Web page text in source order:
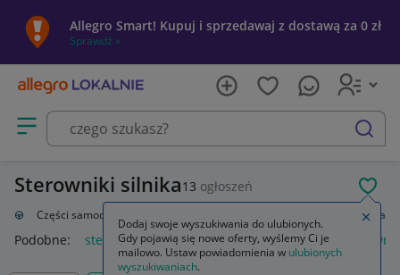
Allegro Smart! Kupuj i sprzedawaj z dostawą za 0 zł
Sprawdź »
Otwórz menu z kategoriami
szukaj
Sterowniki silnika13 ogłoszeń
Części samochodowe Sterowniki silnika
Podobne: sterownik silnika sterownik silnika bldc
Dodaj swoje wyszukiwania do ulubionych.
Gdy pojawią się nowe oferty, wyślemy Ci je
mailowo. Ustaw powiadomienia w ulubionych
wyszukiwaniach.